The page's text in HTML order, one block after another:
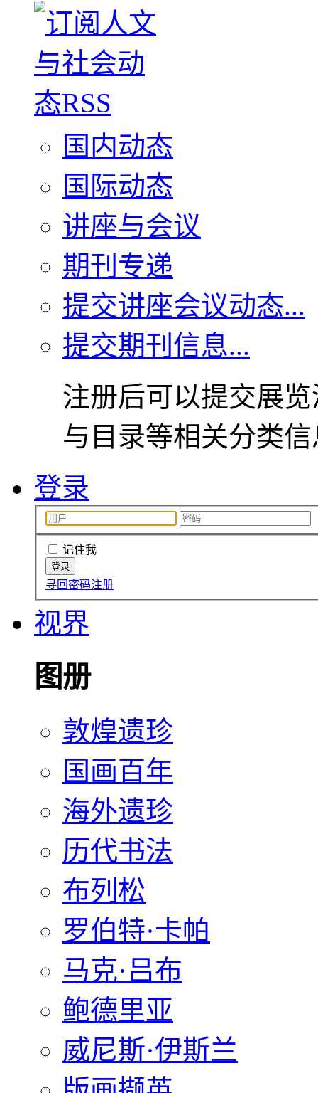
国内动态
国际动态
讲座与会议
期刊专递
提交讲座会议动态...
提交期刊信息...
注册后可以提交展
与目录等相关分类
登录
记住我
寻回密码注册
视界
图册
敦煌遗珍
国画百年
海外遗珍
历代书法
布列松
罗伯特·卡帕
马克·吕布
鲍德里亚
威尼斯·伊斯兰